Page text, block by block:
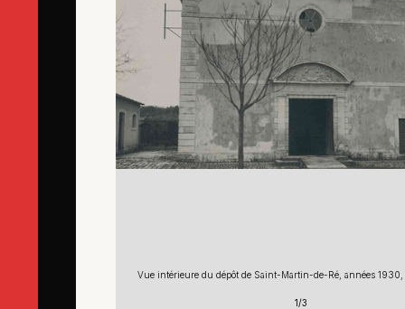
Vue intérieure du dépôt de Saint-Martin-de-Ré, années
1/3